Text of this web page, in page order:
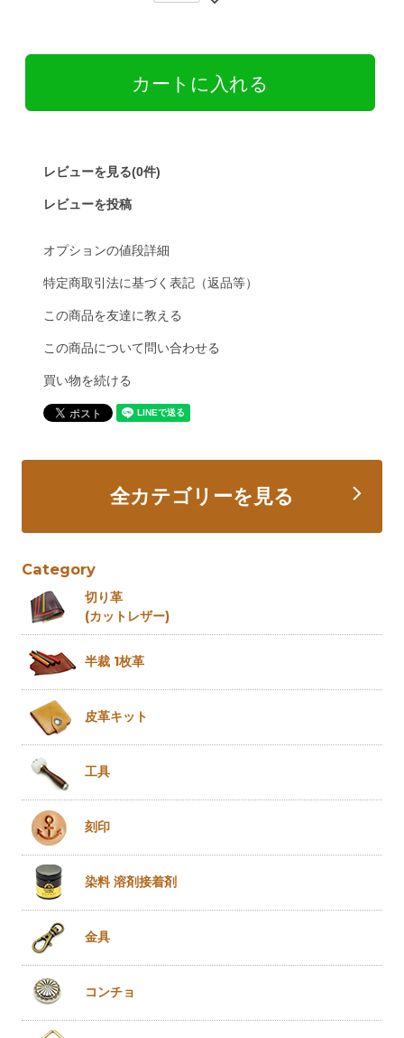
レビューを見る(0件)
レビューを投稿
オプションの値段詳細
特定商取引法に基づく表記（返品等）
この商品を友達に教える
この商品について問い合わせる
買い物を続ける
全カテゴリーを見る
Category
切り革
(カットレザー)
半裁 1枚革
皮革キット
工具
刻印
染料 溶剤接着剤
金具
コンチョ